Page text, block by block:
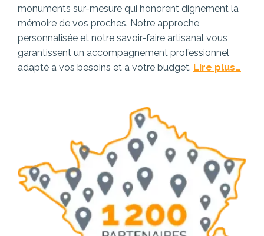
monuments sur-mesure qui honorent dignement la
mémoire de vos proches. Notre approche
personnalisée et notre savoir-faire artisanal vous
garantissent un accompagnement professionnel
adapté à vos besoins et à votre budget. Lire plus…